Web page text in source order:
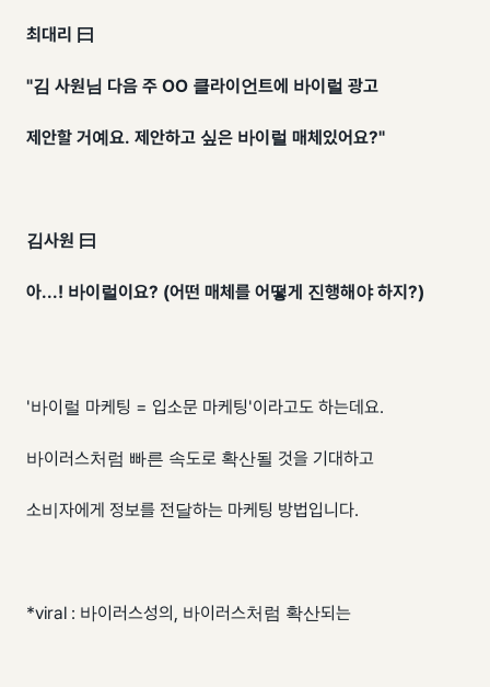
최대리 曰
"김 사원님 다음 주 OO 클라이언트에 바이럴 광고
제안할 거예요. 제안하고 싶은 바이럴 매체있어요?"
김사원 曰
아...! 바이럴이요? (어떤 매체를 어떻게 진행해야 하지?)
'바이럴 마케팅 = 입소문 마케팅'이라고도 하는데요.
바이러스처럼 빠른 속도로 확산될 것을 기대하고
소비자에게 정보를 전달하는 마케팅 방법입니다.
*viral : 바이러스성의, 바이러스처럼 확산되는